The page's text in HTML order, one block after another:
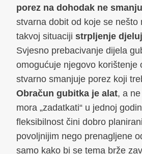
porez na dohodak ne
stvarna dobit od koje se nešto
takvoj situaciji strpljenje
Svjesno prebacivanje dijela
omogućuje njegovo korištenje
stvarno smanjuje porez koji
Obračun gubitka je alat, a
mora „zadatkati“ u jednoj
fleksibilnost čini dobro
povoljnijim nego prenagljene
samo kako bi se tema brže